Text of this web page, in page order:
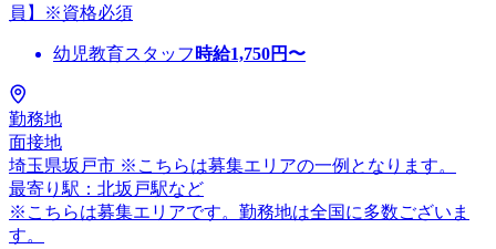
員】※資格必須
幼児教育スタッフ 時給1,750円〜
勤務地
面接地
埼玉県坂戸市 ※こちらは募集エリアの一例となります。
最寄り駅：北坂戸駅など
※こちらは募集エリアです。勤務地は全国に多数ございま
す。